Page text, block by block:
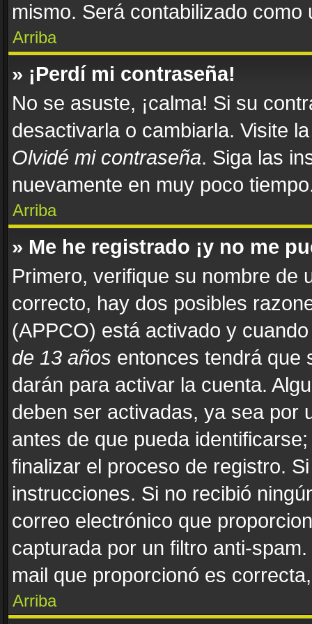
mismo. Será contabilizado como
Arriba
» ¡Perdí mi contraseña!
No se asuste, ¡calma! Si su
desactivarla o cambiarla. Visite
Olvidé mi contraseña. Siga las
nuevamente en muy poco
Arriba
» Me he registrado ¡y no me
Primero, verifique su nombre de
correcto, hay dos posibles
(APPCO) está activado y
de 13 años entonces tendrá que
darán para activar la cuenta.
deben ser activadas, ya sea por
antes de que pueda
finalizar el proceso de registro.
instrucciones. Si no recibió
correo electrónico que
capturada por un filtro anti-
mail que proporcionó es
Arriba